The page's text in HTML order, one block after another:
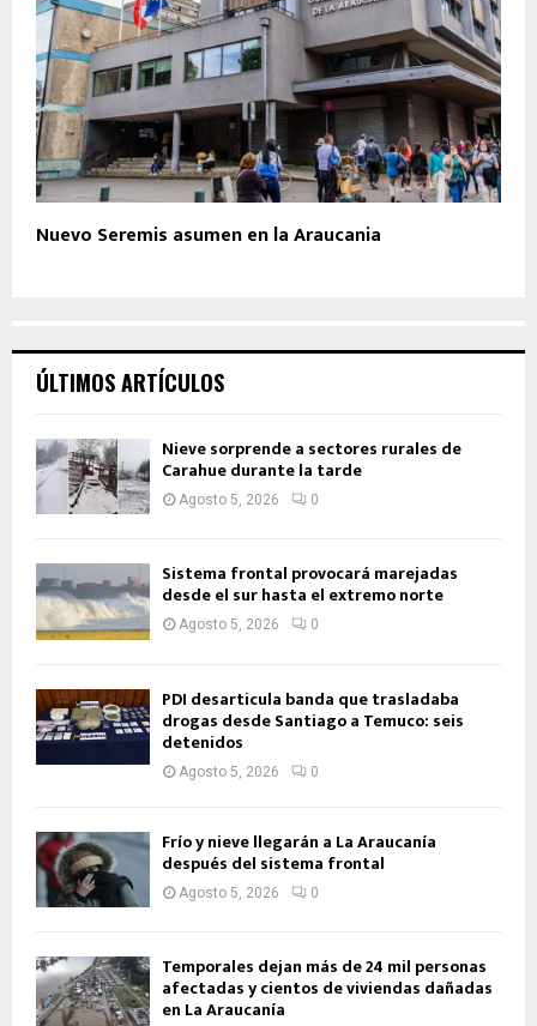
Nuevo Seremis asumen en la Araucania
ÚLTIMOS ARTÍCULOS
Nieve sorprende a sectores rurales de
Carahue durante la tarde
Agosto 5, 2026 0
Sistema frontal provocará marejadas
desde el sur hasta el extremo norte
Agosto 5, 2026 0
PDI desarticula banda que trasladaba
drogas desde Santiago a Temuco: seis
detenidos
Agosto 5, 2026 0
Frío y nieve llegarán a La Araucanía
después del sistema frontal
Agosto 5, 2026 0
Temporales dejan más de 24 mil personas
afectadas y cientos de viviendas dañadas
en La Araucanía